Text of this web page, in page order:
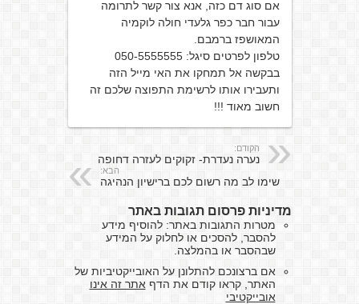
אם סוג דם כזה, אנא צור קשר לתרומה
עבור חבר כפר גלעדי חולה לוקמיה
המאושפז ברמבם.
טלפון לפרטים סיגל: 050-5555555
בבקשה אל תמחקו את האי מייל הזה
ותעבירו אותו לרשימת התפוצה שלכם זה
חשוב מאוד !!!
הקודם:
נערה נעדרת- זקוקים לעזרה דחופה
הבא:
שימו לב מה רשום לכם ברישיון הנהיגה
מדיניות פרסום תגובות באתר
מטרות התגובות באתר: להוסיף מידע
להסבר, להסכים או לחלוק על המידע
שבהסבר או בהמלצה.
אם ברצונכם להתלונן על האובייקטיביות של
האתר, קראו קודם את הדף אתר זה אינו
אובייקטיבי